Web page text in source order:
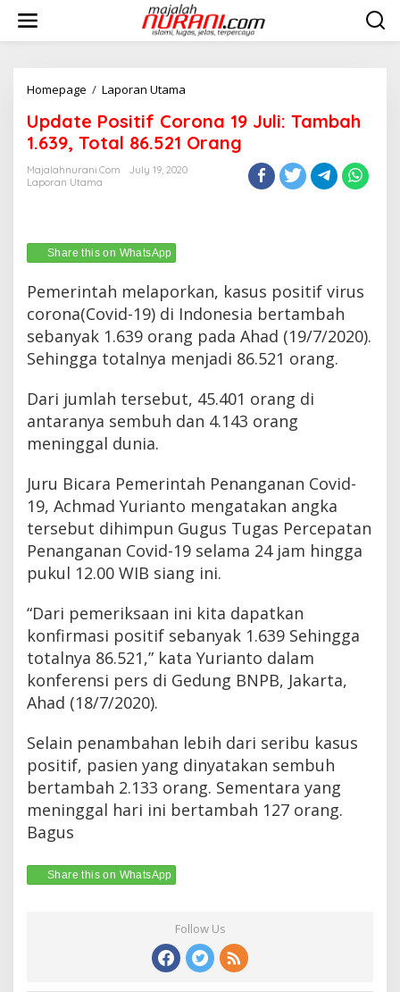
content
Homepage / Laporan Utama
Corona
19
Juli:
Tambah
Update Positif Corona 19 Juli: Tambah
1.639, Total 86.521 Orang
Majalahnurani.com
July 19, 2020
Laporan Utama
Share this on WhatsApp
Pemerintah melaporkan, kasus positif virus
corona(Covid-19) di Indonesia bertambah
sebanyak 1.639 orang pada Ahad (19/7/2020).
Sehingga totalnya menjadi 86.521 orang.
Dari jumlah tersebut, 45.401 orang di
antaranya sembuh dan 4.143 orang
meninggal dunia.
Juru Bicara Pemerintah Penanganan Covid-
19, Achmad Yurianto mengatakan angka
tersebut dihimpun Gugus Tugas Percepatan
Penanganan Covid-19 selama 24 jam hingga
pukul 12.00 WIB siang ini.
“Dari pemeriksaan ini kita dapatkan
konfirmasi positif sebanyak 1.639 Sehingga
totalnya 86.521,” kata Yurianto dalam
konferensi pers di Gedung BNPB, Jakarta,
Ahad (18/7/2020).
Selain penambahan lebih dari seribu kasus
positif, pasien yang dinyatakan sembuh
bertambah 2.133 orang. Sementara yang
meninggal hari ini bertambah 127 orang.
Bagus
Share this on WhatsApp
Follow Us